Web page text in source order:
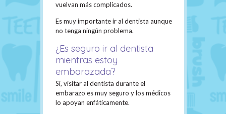
vuelvan más complicados.
Es muy importante ir al dentista aunque
no tenga ningún problema.
¿Es seguro ir al dentista
mientras estoy
embarazada?
Sí, visitar al dentista durante el
embarazo es muy seguro y los médicos
lo apoyan enfáticamente.